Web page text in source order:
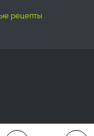
рецепты
только с